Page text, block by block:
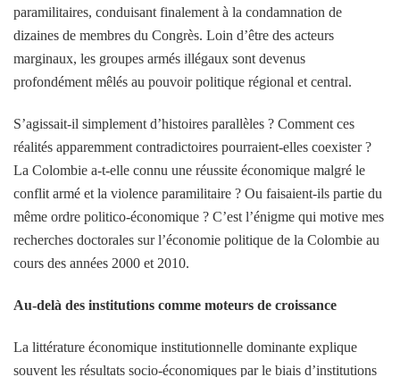
paramilitaires, conduisant finalement à la condamnation de
dizaines de membres du Congrès. Loin d’être des acteurs
marginaux, les groupes armés illégaux sont devenus
profondément mêlés au pouvoir politique régional et central.
S’agissait-il simplement d’histoires parallèles ? Comment ces
réalités apparemment contradictoires pourraient-elles coexister ?
La Colombie a-t-elle connu une réussite économique malgré le
conflit armé et la violence paramilitaire ? Ou faisaient-ils partie du
même ordre politico-économique ? C’est l’énigme qui motive mes
recherches doctorales sur l’économie politique de la Colombie au
cours des années 2000 et 2010.
Au-delà des institutions comme moteurs de croissance
La littérature économique institutionnelle dominante explique
souvent les résultats socio-économiques par le biais d’institutions